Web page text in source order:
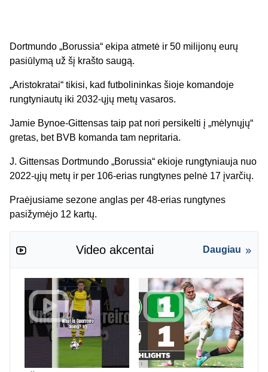
Dortmundo „Borussia“ ekipa atmetė ir 50 milijonų eurų
pasiūlymą už šį krašto saugą.
„Aristokratai“ tikisi, kad futbolininkas šioje komandoje
rungtyniautų iki 2032-ųjų metų vasaros.
Jamie Bynoe-Gittensas taip pat nori persikelti į „mėlynųjų“
gretas, bet BVB komanda tam nepritaria.
J. Gittensas Dortmundo „Borussia“ ekioje rungtyniauja nuo
2022-ųjų metų ir per 106-erias rungtynes pelnė 17 įvarčių.
Praėjusiame sezone anglas per 48-erias rungtynes
pasižymėjo 12 kartų.
Video akcentai Daugiau